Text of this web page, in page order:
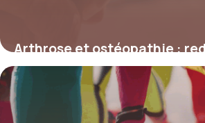
Arthrose et ostéopathie :
mouvement là où la douleur
4 juillet 2025